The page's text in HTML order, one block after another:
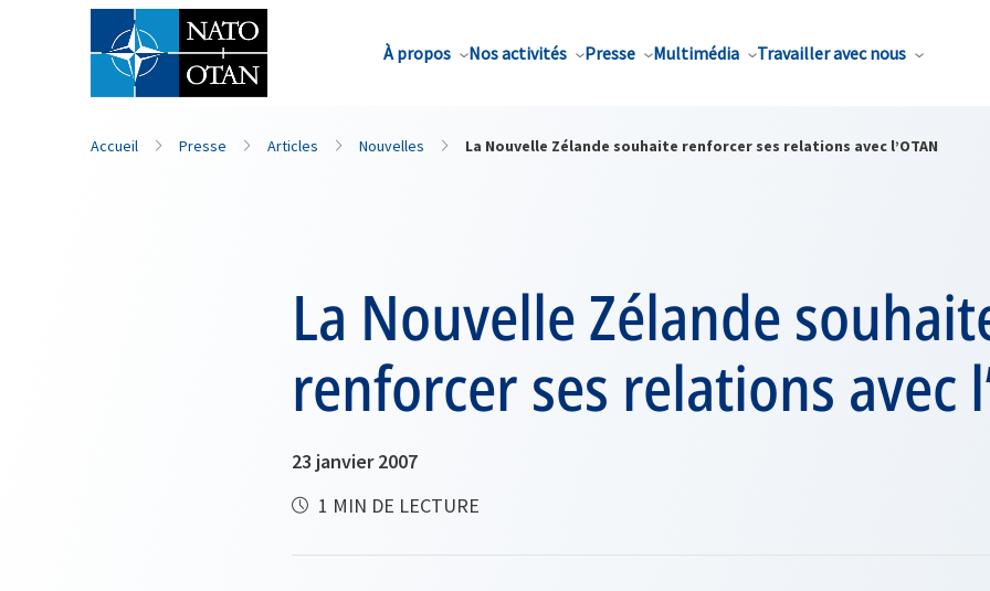
À propos Nos activités Presse Multimédia Travailler avec nous
Nom de famille*
Accueil Presse Articles Nouvelles La Nouvelle Zélande souhaite renforcer ses relations avec l’OTAN
La Nouvelle Zélande
renforcer ses relations avec
23 janvier 2007
1 MIN DE LECTURE